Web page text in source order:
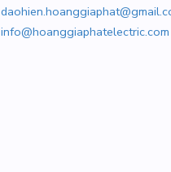
info@hoanggiaphatelectric.com